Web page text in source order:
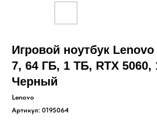
Игровой ноутбук
7, 64 ГБ, 1 ТБ, RTX 5060,
Черный
Lenovo
Артикул: 0195064